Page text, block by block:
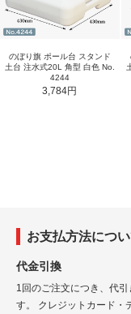
のぼり旗 ポール台 スタンド
土台 注水式20L 角型 白色 No.
4244
3,784円
お支払方法につ
代金引換
1回のご注文につき、代
す。 クレジットカード・